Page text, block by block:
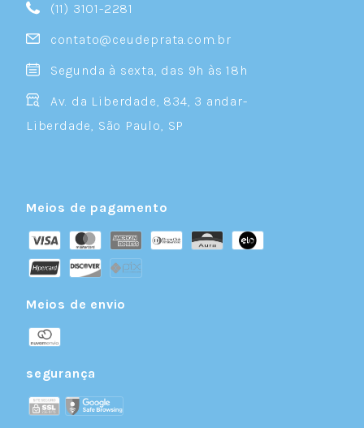
(11) 3101-2281
contato@ceudeprata.com.br
Segunda à sexta, das 9h às 18h
Av. da Liberdade, 834, 3 andar-
Liberdade, São Paulo, SP
Meios de pagamento
Meios de envio
segurança